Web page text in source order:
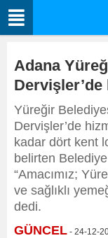
Adana
Yüreğir
Dervişler’de
kadar dört kent
belirten
“Amacımız;
ve sağlıklı
dedi.
GÜNCEL - 24-12-